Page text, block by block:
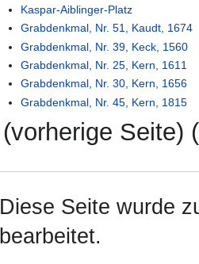
Kaspar-Aiblinger-Platz
Grabdenkmal, Nr. 51, Kaudt, 1674
Grabdenkmal, Nr. 39, Keck, 1560
Grabdenkmal, Nr. 25, Kern, 1611
Grabdenkmal, Nr. 30, Kern, 1656
Grabdenkmal, Nr. 45, Kern, 1815
(vorherige Seite) (
Diese Seite wurde
bearbeitet.